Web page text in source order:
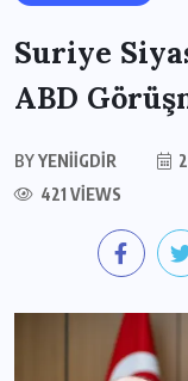
Suriye
ABD
BYYENIIGDIR
421 VIEWS